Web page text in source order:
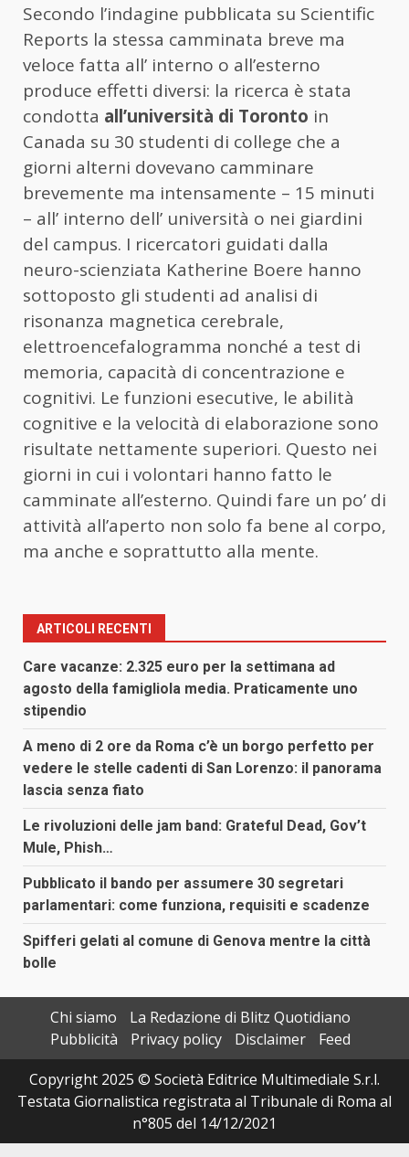
Secondo l’indagine pubblicata su Scientific
Reports la stessa camminata breve ma
veloce fatta all’ interno o all’esterno
produce effetti diversi: la ricerca è stata
condotta all’università di Toronto in
Canada su 30 studenti di college che a
giorni alterni dovevano camminare
brevemente ma intensamente – 15 minuti
– all’ interno dell’ università o nei giardini
del campus. I ricercatori guidati dalla
neuro-scienziata Katherine Boere hanno
sottoposto gli studenti ad analisi di
risonanza magnetica cerebrale,
elettroencefalogramma nonché a test di
memoria, capacità di concentrazione e
cognitivi. Le funzioni esecutive, le abilità
cognitive e la velocità di elaborazione sono
risultate nettamente superiori. Questo nei
giorni in cui i volontari hanno fatto le
camminate all’esterno. Quindi fare un po’ di
attività all’aperto non solo fa bene al corpo,
ma anche e soprattutto alla mente.
ARTICOLI RECENTI
Care vacanze: 2.325 euro per la settimana ad
agosto della famigliola media. Praticamente uno
stipendio
A meno di 2 ore da Roma c’è un borgo perfetto per
vedere le stelle cadenti di San Lorenzo: il panorama
lascia senza fiato
Le rivoluzioni delle jam band: Grateful Dead, Gov’t
Mule, Phish…
Pubblicato il bando per assumere 30 segretari
parlamentari: come funziona, requisiti e scadenze
Spifferi gelati al comune di Genova mentre la città
bolle
Chi siamo
La Redazione di Blitz Quotidiano
Pubblicità
Privacy policy Disclaimer
Feed
Copyright 2025 © Società Editrice Multimediale S.r.l.
Testata Giornalistica registrata al Tribunale di Roma al
n°805 del 14/12/2021